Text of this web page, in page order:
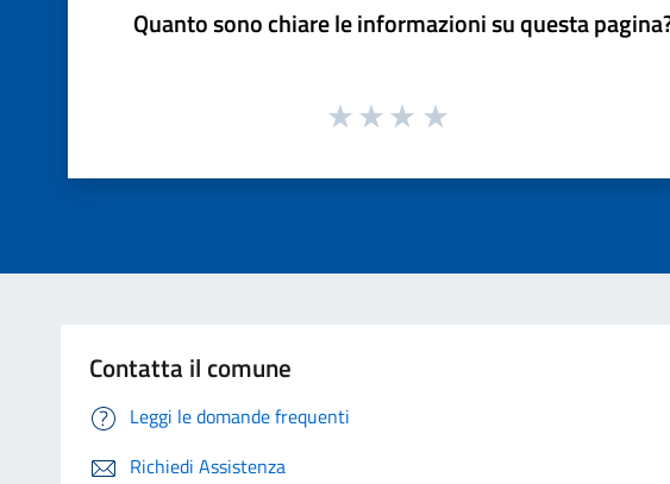
Quanto sono chiare le informazioni su questa
Contatta il comune
Leggi le domande frequenti
Richiedi Assistenza